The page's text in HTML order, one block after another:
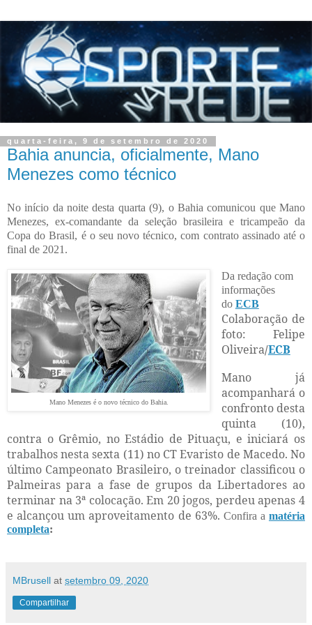
quarta-feira, 9 de setembro de 2020
Bahia anuncia, oficialmente, Mano
Menezes como técnico
No início da noite desta quarta (9), o Bahia comunicou que Mano
Menezes, ex-comandante da seleção brasileira e tricampeão da
Copa do Brasil, é o seu novo técnico, com contrato assinado até o
final de 2021.
Mano Menezes é o novo técnico do Bahia.
Da redação com
informações
do ECB
Colaboração de
foto: Felipe
Oliveira/ECB
Mano já
acompanhará o
confronto desta
quinta (10),
contra o Grêmio, no Estádio de Pituaçu, e iniciará os
trabalhos nesta sexta (11) no CT Evaristo de Macedo. No
último Campeonato Brasileiro, o treinador classificou o
Palmeiras para a fase de grupos da Libertadores ao
terminar na 3ª colocação. Em 20 jogos, perdeu apenas 4
e alcançou um aproveitamento de 63%. Confira a matéria
completa:
MBrusell at setembro 09, 2020
Compartilhar